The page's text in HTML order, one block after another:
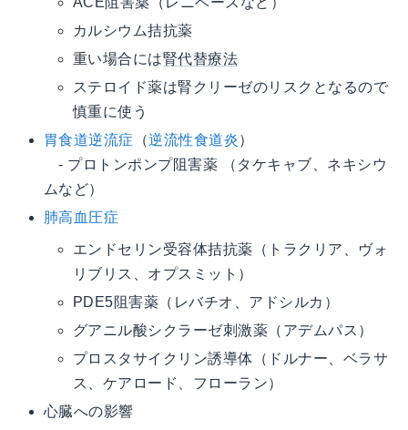
カルシウム拮抗薬
重い場合には腎代替療法
ステロイド薬は腎クリーゼのリスクとなるので
慎重に使う
胃食道逆流症
（逆流性食道炎）
- プロトンポンプ阻害薬 （タケキャブ、ネキシウ
ムなど）
肺高血圧症
エンドセリン受容体拮抗薬（トラクリア、ヴォ
リブリス、オプスミット）
PDE5阻害薬（レバチオ、アドシルカ）
グアニル酸シクラーゼ刺激薬（アデムパス）
プロスタサイクリン誘導体（ドルナー、ベラサ
ス、ケアロード、フローラン）
心臓への影響